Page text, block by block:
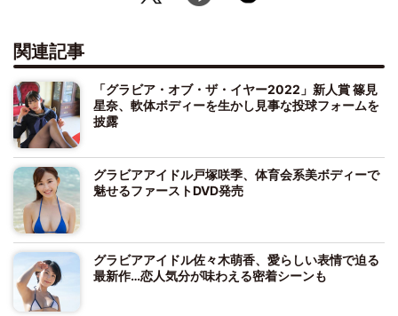
関連記事
「グラビア・オブ・ザ・イヤー2022」新人賞 篠見
星奈、軟体ボディーを生かし見事な投球フォームを
披露
グラビアアイドル戸塚咲季、体育会系美ボディーで
魅せるファーストDVD発売
グラビアアイドル佐々木萌香、愛らしい表情で迫る
最新作…恋人気分が味わえる密着シーンも